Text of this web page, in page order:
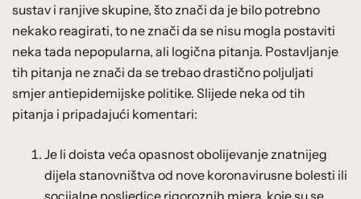
sustav i ranjive skupine, što znači da je bilo potrebno
nekako reagirati, to ne znači da se nisu mogla postaviti
neka tada nepopularna, ali logična pitanja. Postavljanje
tih pitanja ne znači da se trebao drastično poljuljati
smjer antiepidemijske politike. Slijede neka od tih
pitanja i pripadajući komentari:
Je li doista veća opasnost obolijevanje znatnijeg
dijela stanovništva od nove koronavirusne bolesti ili
socijalne posljedice rigoroznih mjera, koje su se